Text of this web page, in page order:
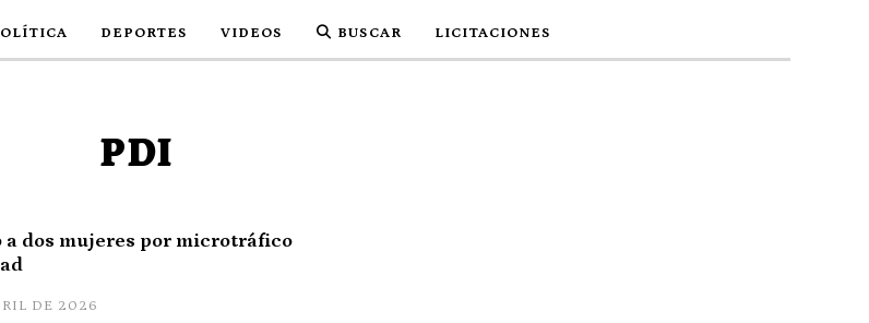
DEPORTES VIDEOS BUSCAR LICITACIONES
PDI
a dos mujeres por microtráfico
DE 2026